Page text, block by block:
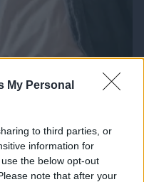
My Personal
to third parties, or
information for
the below opt-out
note that after your
απλό τεστ που
θανάτους – Το